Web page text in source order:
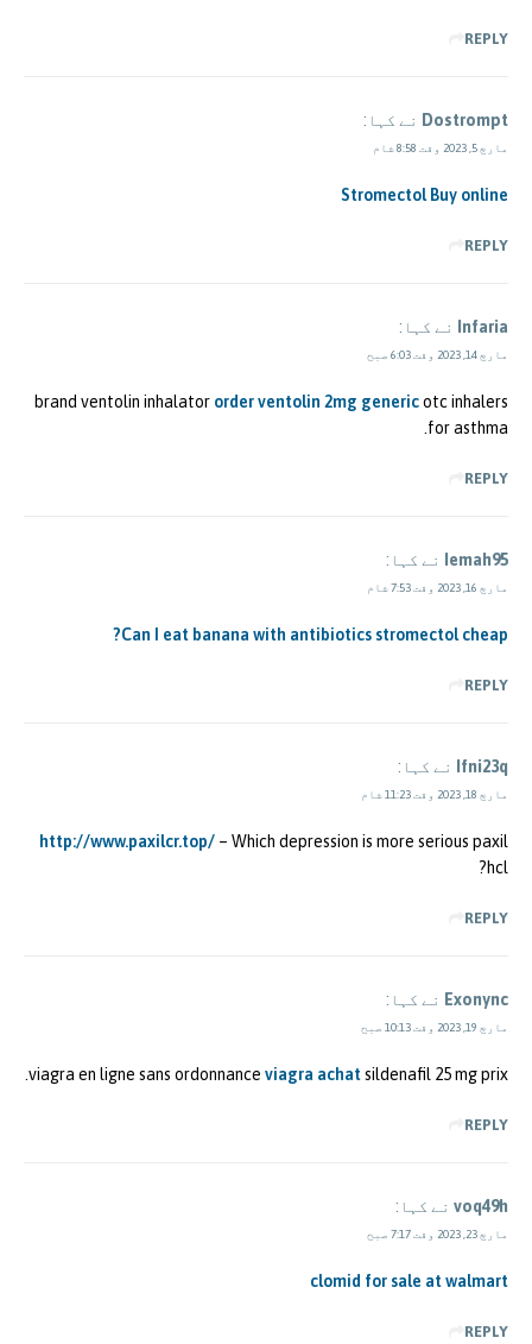
REPLY
Dostrompt نے کہا:
مارچ 5, 2023 وقت 8:58 شام
Stromectol Buy online
REPLY
Infaria نے کہا:
مارچ 14, 2023 وقت 6:03 صبح
brand ventolin inhalator order ventolin 2mg genericotc inhalers
for asthma.
REPLY
Iemah95 نے کہا:
مارچ 16, 2023 وقت 7:53 شام
Can I eat banana with antibiotics stromectol cheap?
REPLY
Ifni23q نے کہا:
مارچ 18, 2023 وقت 11:23 شام
http://www.paxilcr.top/ – Which depression is more serious paxil
hcl?
REPLY
Exonync نے کہا:
مارچ 19, 2023 وقت 10:13 صبح
viagra en ligne sans ordonnance viagra achatsildenafil 25 mg prix.
REPLY
voq49h نے کہا:
مارچ 23, 2023 وقت 7:17 صبح
clomid for sale at walmart
REPLY